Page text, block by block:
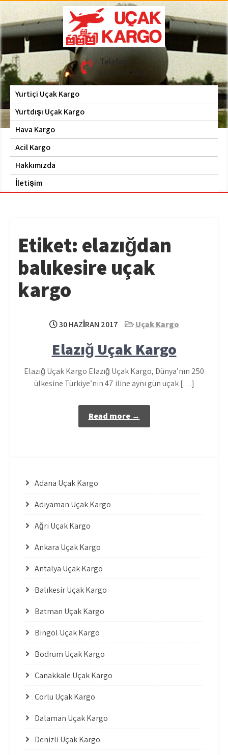
Skip
to
content
Hava Kargo | Acil Kargo
| 0535 653 6408
Uçak Kargo Telefon
0535 653 6408
Yurtiçi Uçak Kargo
Yurtdışı Uçak Kargo
Hava Kargo
Acil Kargo
Hakkımızda
İletişim
Etiket: elazığdan
balıkesire uçak
kargo
30 HAZIRAN 2017 Uçak Kargo
Elazığ Uçak Kargo
Elazığ Uçak Kargo Elazığ Uçak Kargo, Dünya’nın 250
ülkesine Türkiye’nin 47 iline aynı gün uçak […]
Read more →
Adana Uçak Kargo
Adıyaman Uçak Kargo
Ağrı Uçak Kargo
Ankara Uçak Kargo
Antalya Uçak Kargo
Balıkesir Uçak Kargo
Batman Uçak Kargo
Bingöl Uçak Kargo
Bodrum Uçak Kargo
Çanakkale Uçak Kargo
Çorlu Uçak Kargo
Dalaman Uçak Kargo
Denizli Uçak Kargo